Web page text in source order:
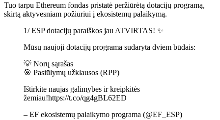
Tuo tarpu Ethereum fondas pristatė peržiūrėtą dotacijų programą,
skirtą aktyvesniam požiūriui į ekosistemų palaikymą.
1/ ESP dotacijų paraiškos jau ATVIRTAS! ✨
Mūsų naujoji dotacijų programa sudaryta dviem būdais:
💡 Norų sąrašas
🎯 Pasiūlymų užklausos (RPP)
Ištirkite naujas galimybes ir kreipkitės
žemiau!https://t.co/qg4gBL62ED
– EF ekosistemų palaikymo programa (@EF_ESP)